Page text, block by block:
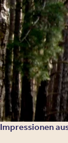
Impressionen